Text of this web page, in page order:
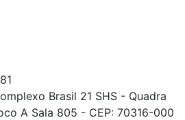
Brasil 21 SHS - Quadra
A Sala 805 - CEP: 70316-000